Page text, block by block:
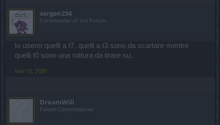
sargon234
Commander of the Forum
Io userei quelli a t7, quelli a t3 sono da scartare mentre
quelli t0 sono una rottura da tirare su.
Mar 15, 2020
DreamWill
Forum Commissioner